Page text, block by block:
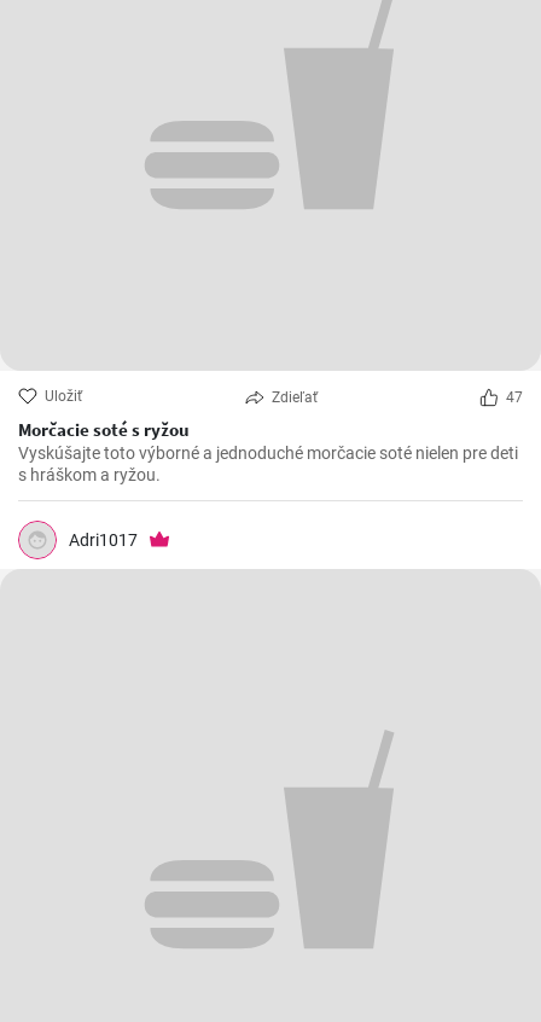
Uložiť Zdieľať 47
Morčacie soté s ryžou
Vyskúšajte toto výborné a jednoduché morčacie soté nielen pre deti
s hráškom a ryžou.
Adri1017